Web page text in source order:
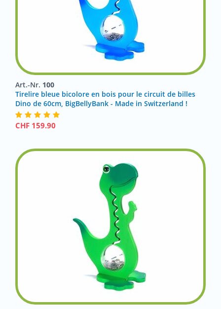
Art.-Nr. 100
Tirelire bleue bicolore en bois pour le circuit de billes
Dino de 60cm, BigBellyBank - Made in Switzerland !
CHF 159.90